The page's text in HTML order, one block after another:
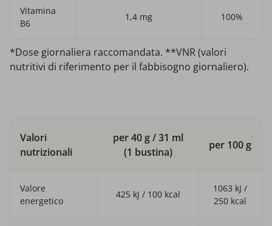
Vitamina
B6
1,4 mg 100%
*Dose giornaliera raccomandata. **VNR (valori
nutritivi di riferimento per il fabbisogno giornaliero).
Valori
nutrizionali
per 40 g / 31 ml
(1 bustina)
per 100 g
Valore
energetico
425 kJ / 100 kcal
1063 kJ /
250 kcal